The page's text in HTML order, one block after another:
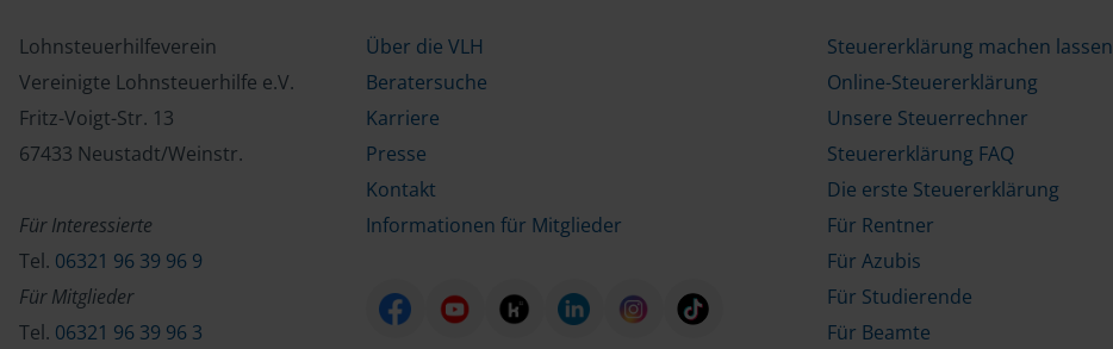
Lohnsteuerhilfeverein
Vereinigte Lohnsteuerhilfe e.V.
Fritz-Voigt-Str. 13
67433 Neustadt/Weinstr.
Für Interessierte
Tel. 06321 96 39 96 9
Für Mitglieder
Tel. 06321 96 39 96 3
Über die VLH
Beratersuche
Karriere
Presse
Kontakt
Informationen für Mitglieder
Steuererklärung machen lassen
Online-Steuererklärung
Unsere Steuerrechner
Steuererklärung FAQ
Die erste Steuererklärung
Für Rentner
Für Azubis
Für Studierende
Für Beamte